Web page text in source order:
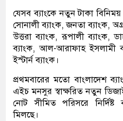
যেসব ব্যাংকে নতুন টাকা
সোনালী ব্যাংক, জনতা ব্যাংক,
উত্তরা ব্যাংক, রূপালী ব্যাংক,
ব্যাংক, আল-আরাফাহ ইসলামী
ইস্টার্ন ব্যাংক।
প্রথমবারের মতো বাংলাদেশ
এইচ মনসুর স্বাক্ষরিত নতুন
নোট সীমিত পরিসরে নির্দিষ্ট
মিলছে।